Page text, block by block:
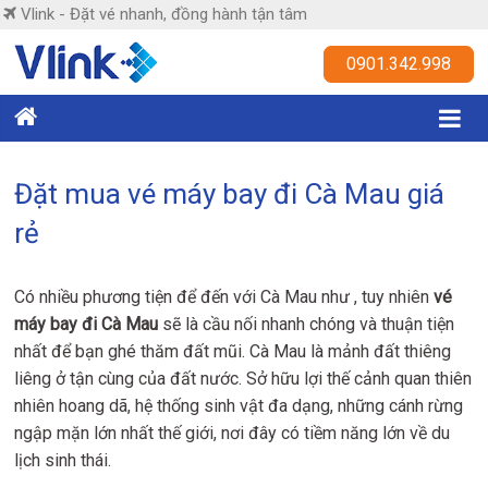
Skip
content
Vlink - Đặt vé nhanh, đồng hành tận tâm
Vlink
nhanh,
đồng
hành
tâm
0901.342.998
Đặt mua vé máy bay đi Cà Mau giá
rẻ
Có nhiều phương tiện để đến với Cà Mau như , tuy nhiênvé
máy bay đi Cà Mau sẽ là cầu nối nhanh chóng và thuận tiện
nhất để bạn ghé thăm đất mũi. Cà Mau là mảnh đất thiêng
liêng ở tận cùng của đất nước. Sở hữu lợi thế cảnh quan thiên
nhiên hoang dã, hệ thống sinh vật đa dạng, những cánh rừng
ngập mặn lớn nhất thế giới, nơi đây có tiềm năng lớn về du
lịch sinh thái.